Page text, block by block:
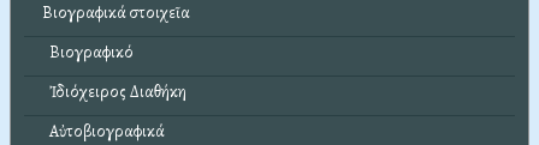
Βιογραφικά στοιχεῖα
Βιογραφικό
Ἰδιόχειρος Διαθήκη
Αὐτοβιογραφικά